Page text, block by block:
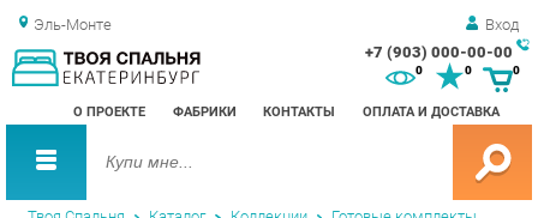
Эль-Монте Вход
+7 (903) 000-00-00
О ПРОЕКТЕ ФАБРИКИ КОНТАКТЫ ОПЛАТА И ДОСТАВКА
0 0
Твоя Спальня Каталог Коллекции Готовые комплекты